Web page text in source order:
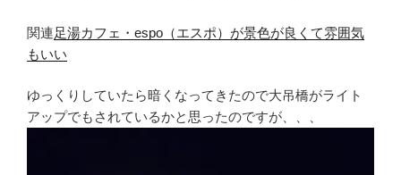
関連足湯カフェ・espo（エスポ）が景色が良くて雰囲気
もいい
ゆっくりしていたら暗くなってきたので大吊橋がライト
アップでもされているかと思ったのですが、、、